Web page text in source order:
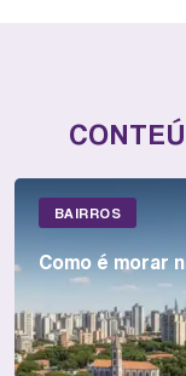
BAIRROS
Como é morar